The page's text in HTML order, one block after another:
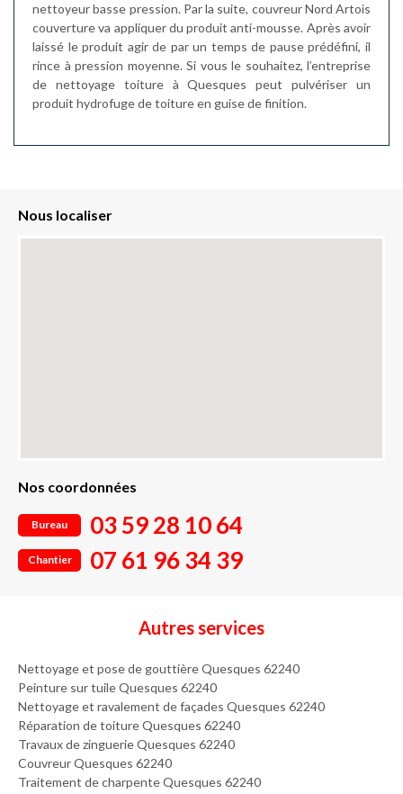
nettoyeur basse pression. Par la suite, couvreur Nord Artois
couverture va appliquer du produit anti-mousse. Après avoir
laissé le produit agir de par un temps de pause prédéfini, il
rince à pression moyenne. Si vous le souhaitez, l’entreprise
de nettoyage toiture à Quesques peut pulvériser un
produit hydrofuge de toiture en guise de finition.
Nous localiser
Nos coordonnées
Bureau 03 59 28 10 64
Chantier 07 61 96 34 39
Autres services
Nettoyage et pose de gouttière Quesques 62240
Peinture sur tuile Quesques 62240
Nettoyage et ravalement de façades Quesques 62240
Réparation de toiture Quesques 62240
Travaux de zinguerie Quesques 62240
Couvreur Quesques 62240
Traitement de charpente Quesques 62240